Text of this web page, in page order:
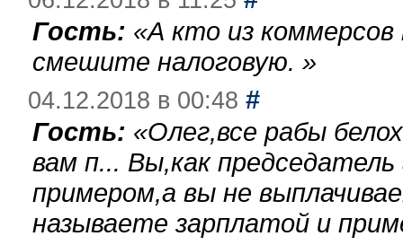
Гость: «А кто из
смешите налоговую. »
04.12.2018 в 00:48 #
Гость: «Олег,все рабы
вам п... Вы,как
примером,а вы не
называете зарплатой и